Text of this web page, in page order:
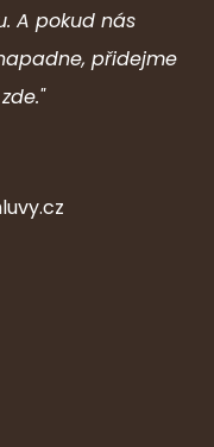
A pokud nás
přidejme